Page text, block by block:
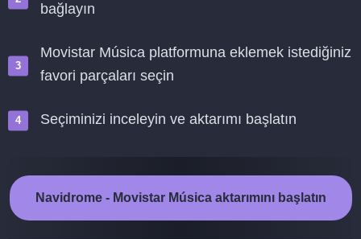
bağlayın
Movistar Música platformuna eklemek istediğiniz
favori parçaları seçin
Seçiminizi inceleyin ve aktarımı başlatın
Navidrome - Movistar Música aktarımını başlatın